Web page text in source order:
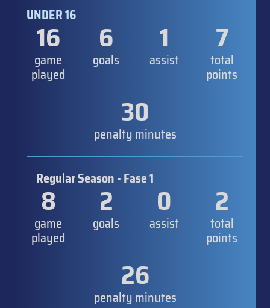
UNDER 16
16
game
played
6
goals
1
assist
7
total
points
30
penalty minutes
Regular Season - Fase 1
8
game
played
2
goals
0
assist
2
total
points
26
penalty minutes